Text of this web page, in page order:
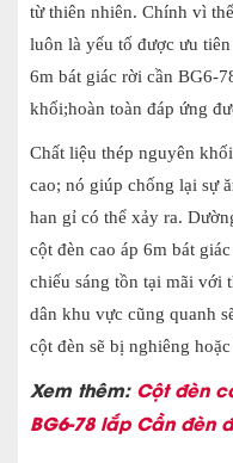
từ thiên nhiên. Chính vì
luôn là yếu tố được ưu
6m bát giác rời cần BG6-
khối;hoàn toàn đáp ứng
Chất liệu thép nguyên
cao; nó giúp chống lại sự
han gỉ có thể xảy ra.
cột đèn cao áp 6m bát
chiếu sáng tồn tại mãi với
dân khu vực cũng quanh
cột đèn sẽ bị nghiêng
Xem thêm: Cột đèn
BG6-78 lắp Cần đèn